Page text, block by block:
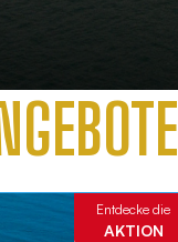
Entdecke die
AKTION